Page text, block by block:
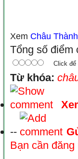
Xem Châu
Tổng số điểm
Click để
Từ khóa:
--
Bạn cần